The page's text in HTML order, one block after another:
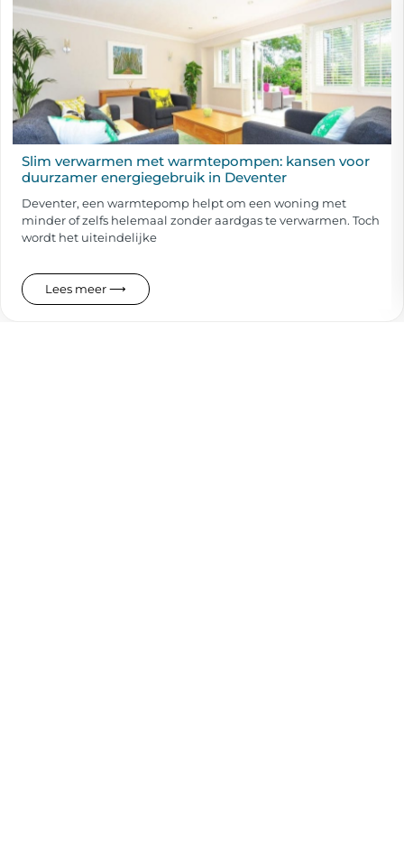
Slim verwarmen met warmtepompen: kansen voor
duurzamer energiegebruik in Deventer
Deventer, een warmtepomp helpt om een woning met
minder of zelfs helemaal zonder aardgas te verwarmen. Toch
wordt het uiteindelijke
Lees meer ⟶